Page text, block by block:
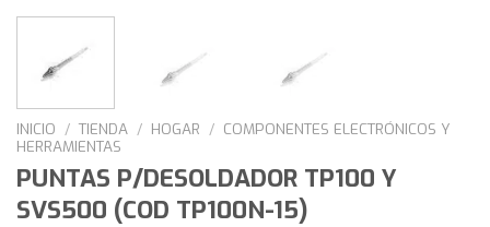
INICIO / TIENDA / HOGAR / COMPONENTES ELECTRÓNICOS Y
HERRAMIENTAS
PUNTAS P/DESOLDADOR TP100 Y
SVS500 (COD TP100N-15)